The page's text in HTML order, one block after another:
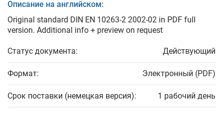
Описание на английском:
Original standard DIN EN 10263-2 2002-02 in PDF full
version. Additional info + preview on request
Статус документа: Действующий
Формат: Электронный (PDF)
Срок поставки (немецкая версия): 1 рабочий день